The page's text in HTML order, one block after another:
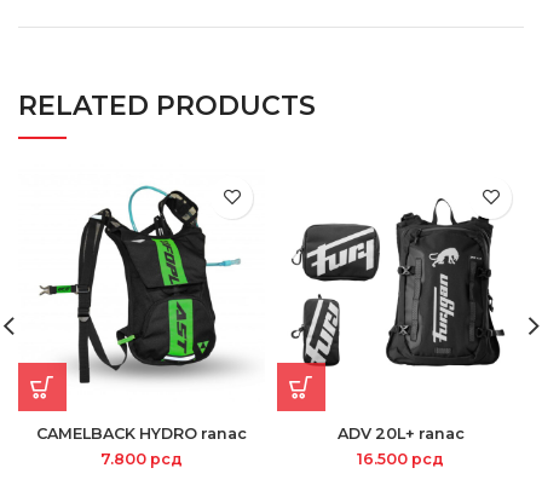
RELATED PRODUCTS
CAMELBACK HYDRO ranac
7.800 рсд
ADV 20L+ ranac
16.500 рсд